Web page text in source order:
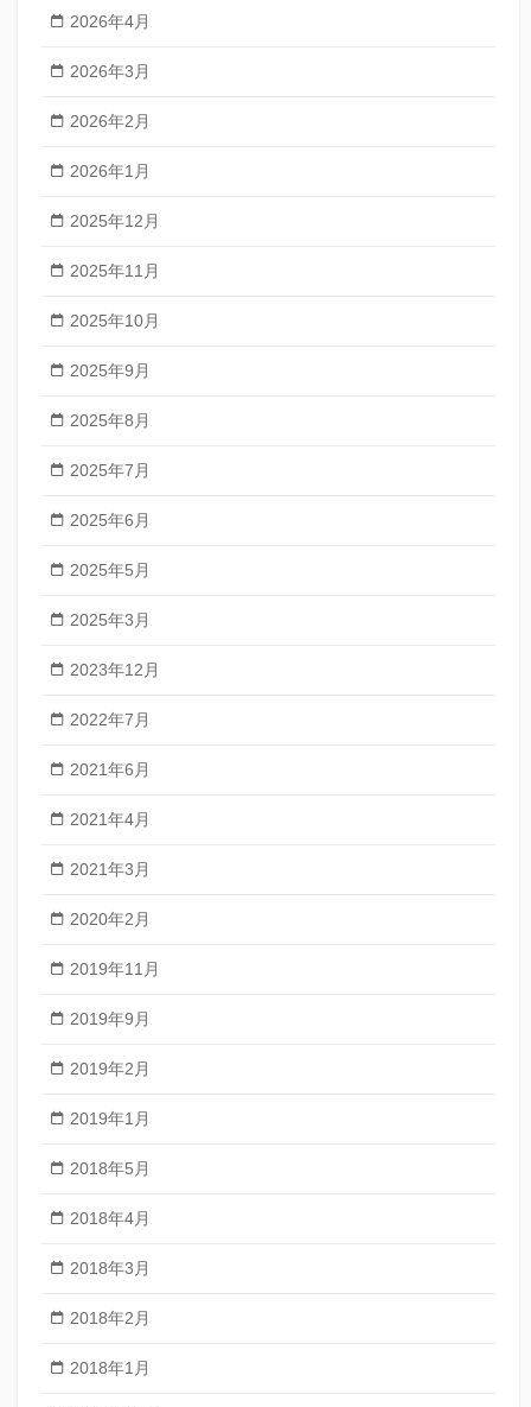
2026年4月
2026年3月
2026年2月
2026年1月
2025年12月
2025年11月
2025年10月
2025年9月
2025年8月
2025年7月
2025年6月
2025年5月
2025年3月
2023年12月
2022年7月
2021年6月
2021年4月
2021年3月
2020年2月
2019年11月
2019年9月
2019年2月
2019年1月
2018年5月
2018年4月
2018年3月
2018年2月
2018年1月